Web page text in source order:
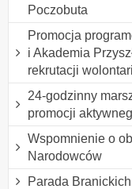
Poczobuta
Promocja
i Akademia
rekrutacji
24-godzinny
promocji
Wspomnienie o
Narodowców
Parada Branickich